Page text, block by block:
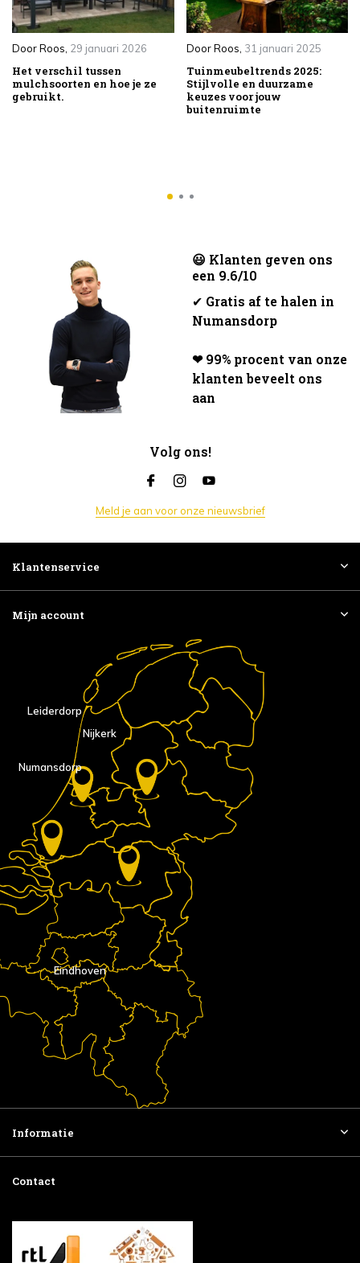
DoorRoos, 29 januari 2026
Het verschil tussen
mulchsoorten en hoe je ze
gebruikt.
DoorRoos, 31 januari 2025
Tuinmeubeltrends 2025:
Stijlvolle en duurzame
keuzes voor jouw
buitenruimte
😃 Klanten geven ons
een 9.6/10
✔ Gratis af te halen in
Numansdorp
❤ 99% procent van onze
klanten beveelt ons
aan
Volg ons!
Meld je aan voor onze nieuwsbrief
Klantenservice
Mijn account
Eindhoven
Nijkerk
Numansdorp
Leiderdorp
Informatie
Contact